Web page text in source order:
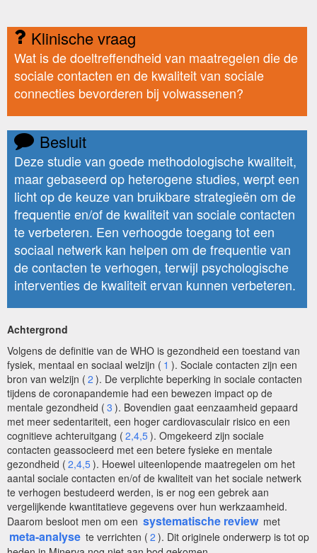
Klinische vraag
Wat is de doeltreffendheid van maatregelen die de
sociale contacten en de kwaliteit van sociale
connecties bevorderen bij volwassenen?
Besluit
Deze studie van goede methodologische kwaliteit,
maar gebaseerd op heterogene studies, werpt een
licht op de keuze van bruikbare strategieën om de
frequentie en/of de kwaliteit van sociale contacten
te verbeteren. Een verhoogde toegang tot een
sociaal netwerk kan helpen om de frequentie van
de contacten te verhogen, terwijl psychologische
interventies de kwaliteit ervan kunnen verbeteren.
Achtergrond
Volgens de definitie van de WHO is gezondheid een toestand van
fysiek, mentaal en sociaal welzijn ( 1 ). Sociale contacten zijn een
bron van welzijn ( 2 ). De verplichte beperking in sociale contacten
tijdens de coronapandemie had een bewezen impact op de
mentale gezondheid ( 3 ). Bovendien gaat eenzaamheid gepaard
met meer sedentariteit, een hoger cardiovasculair risico en een
cognitieve achteruitgang ( 2,4,5). Omgekeerd zijn sociale
contacten geassocieerd met een betere fysieke en mentale
gezondheid ( 2,4,5). Hoewel uiteenlopende maatregelen om het
aantal sociale contacten en/of de kwaliteit van het sociale netwerk
te verhogen bestudeerd werden, is er nog een gebrek aan
vergelijkende kwantitatieve gegevens over hun werkzaamheid.
Daarom besloot men om een systematische review met
meta-analyse te verrichten ( 2 ). Dit originele onderwerp is tot op